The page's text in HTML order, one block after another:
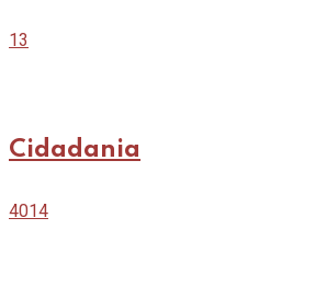
13
Cidadania
4014